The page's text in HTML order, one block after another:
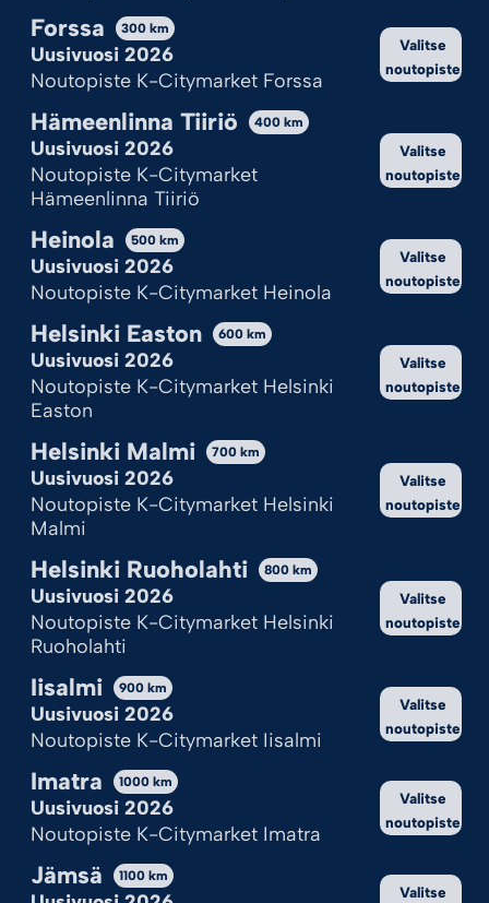
Onhan tämä sinulle ok?
Hyväksy kaikki
Hylkää kaikki
Katso valinnat
Forssa 300 km
Uusivuosi 2026
Noutopiste K-Citymarket Forssa
Valitse
noutopiste
Hämeenlinna Tiiriö 400 km
Uusivuosi 2026
Noutopiste K-Citymarket
Hämeenlinna Tiiriö
Valitse
noutopiste
Heinola 500 km
Uusivuosi 2026
Noutopiste K-Citymarket Heinola
Valitse
noutopiste
Helsinki Easton 600 km
Uusivuosi 2026
Noutopiste K-Citymarket Helsinki
Easton
Valitse
noutopiste
Helsinki Malmi 700 km
Uusivuosi 2026
Noutopiste K-Citymarket Helsinki
Malmi
Valitse
noutopiste
Helsinki Ruoholahti 800 km
Uusivuosi 2026
Noutopiste K-Citymarket Helsinki
Ruoholahti
Valitse
noutopiste
Iisalmi 900 km
Uusivuosi 2026
Noutopiste K-Citymarket Iisalmi
Valitse
noutopiste
Imatra 1000 km
Uusivuosi 2026
Noutopiste K-Citymarket Imatra
Valitse
noutopiste
Jämsä 1100 km
Valitse